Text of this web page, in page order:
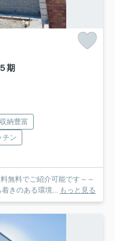
期
収納豊富
チン
無料でご紹介可能です～～
きのある環境...
もっと見る